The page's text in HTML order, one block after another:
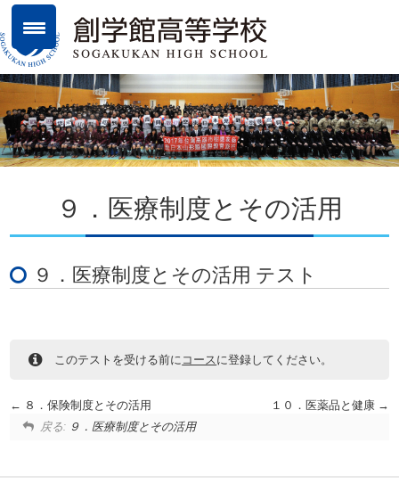
９．医療制度とその活用
９．医療制度とその活用 テスト
このテストを受ける前に コースに登録してください。
８．保険制度とその活用
１０．医薬品と健康
戻る: ９．医療制度とその活用